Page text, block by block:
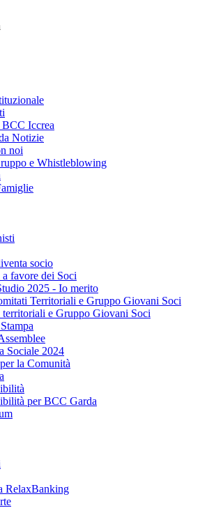
Iccrea
Notizie
noi
e Whistleblowing
socio
favore dei Soci
2025 - Io merito
Territoriali e Gruppo Giovani Soci
e Gruppo Giovani Soci
Sociale 2024
la Comunità
per BCC Garda
RelaxBanking